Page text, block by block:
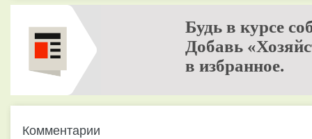
Будь в курсе
Добавь
в избранное.
Комментарии